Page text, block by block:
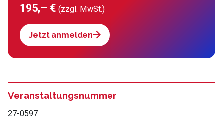
195,– €(zzgl. MwSt.)
Jetzt anmelden
Veranstaltungsnummer
27-0597